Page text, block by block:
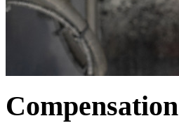
Compensation